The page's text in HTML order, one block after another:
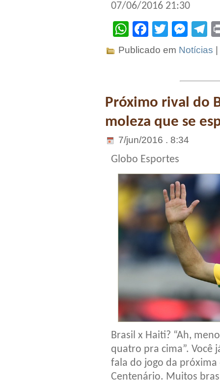
07/06/2016 21:30
WhatsApp
Facebook
Twitter
Publicado em Notícias
Próximo rival do
moleza que se
7/jun/2016 . 8:34
Globo Esportes
Brasil x Haiti? “Ah,
quatro pra cima”. Você
fala do jogo da
Centenário. Muitos